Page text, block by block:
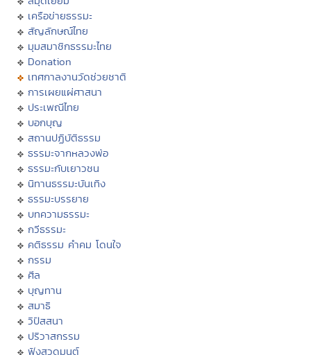
เครือข่ายธรรมะ
สัญลักษณ์ไทย
มุมสมาชิกธรรมะไทย
Donation
เทศกาลงานวัดช่วยชาติ
การเผยแผ่ศาสนา
ประเพณีไทย
บอกบุญ
สถานปฏิบัติธรรม
ธรรมะจากหลวงพ่อ
ธรรมะกับเยาวชน
นิทานธรรมะบันเทิง
ธรรมะบรรยาย
บทความธรรมะ
กวีธรรมะ
คติธรรม คำคม โดนใจ
กรรม
ศีล
บุญทาน
สมาธิ
วิปัสสนา
ปริวาสกรรม
ฟังสวดมนต์